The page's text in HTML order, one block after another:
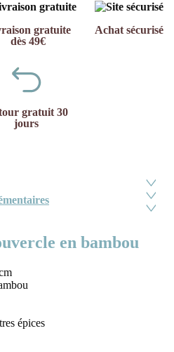
gratuite
dès 49€
Achat sécurisé
gratuit 30
jours
en bambou
épices